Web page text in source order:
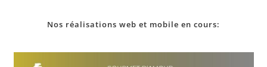
Nos réalisations web et mobile en cours: